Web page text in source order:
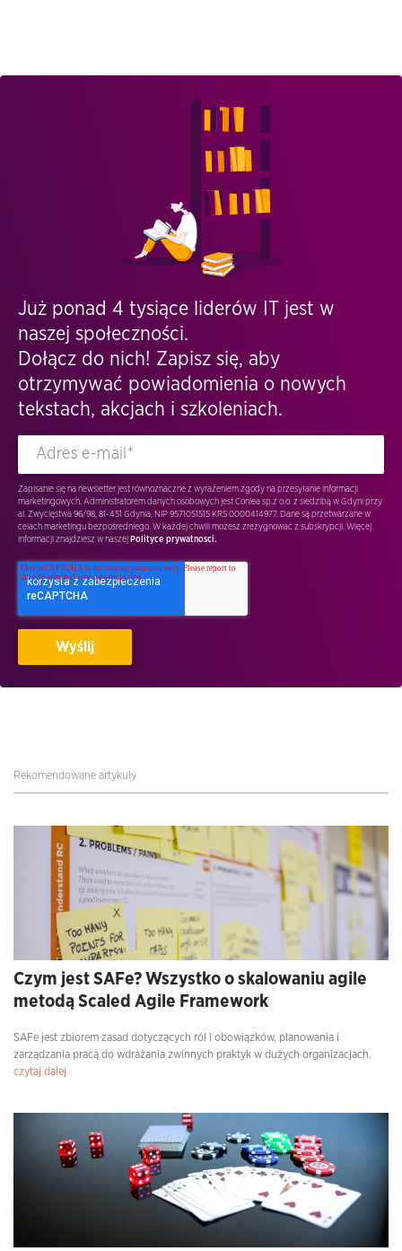
Już ponad 4 tysiące liderów IT jest w
naszej społeczności.
Dołącz do nich! Zapisz się, aby
otrzymywać powiadomienia o nowych
tekstach, akcjach i szkoleniach.
Zapisanie się na newsletter jest równoznaczne z wyrażeniem zgody na przesyłanie informacji
marketingowych. Administratorem danych osobowych jest Conlea sp.z o.o. z siedzibą w Gdyni przy
al. Zwycięstwa 96/98, 81-451 Gdynia, NIP 9571051515 KRS 0000414977. Dane są przetwarzane w
celach marketingu bezpośredniego. W każdej chwili możesz zrezygnować z subskrypcji. Więcej
informacji znajdziesz w naszej Polityce prywatnosci.
Rekomendowane artykuły
Czym jest SAFe? Wszystko o skalowaniu agile
metodą Scaled Agile Framework
SAFe jest zbiorem zasad dotyczących ról i obowiązków, planowania i
zarządzania pracą do wdrażania zwinnych praktyk w dużych organizacjach.
czytaj dalej